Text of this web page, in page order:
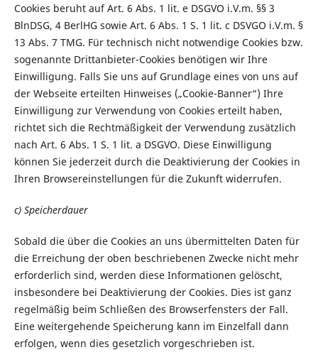
Cookies beruht auf Art. 6 Abs. 1 lit. e DSGVO i.V.m. §§ 3
BlnDSG, 4 BerlHG sowie Art. 6 Abs. 1 S. 1 lit. c DSVGO i.V.m. §
13 Abs. 7 TMG. Für technisch nicht notwendige Cookies bzw.
sogenannte Drittanbieter-Cookies benötigen wir Ihre
Einwilligung. Falls Sie uns auf Grundlage eines von uns auf
der Webseite erteilten Hinweises („Cookie-Banner“) Ihre
Einwilligung zur Verwendung von Cookies erteilt haben,
richtet sich die Rechtmäßigkeit der Verwendung zusätzlich
nach Art. 6 Abs. 1 S. 1 lit. a DSGVO. Diese Einwilligung
können Sie jederzeit durch die Deaktivierung der Cookies in
Ihren Browsereinstellungen für die Zukunft widerrufen.
c) Speicherdauer
Sobald die über die Cookies an uns übermittelten Daten für
die Erreichung der oben beschriebenen Zwecke nicht mehr
erforderlich sind, werden diese Informationen gelöscht,
insbesondere bei Deaktivierung der Cookies. Dies ist ganz
regelmäßig beim Schließen des Browserfensters der Fall.
Eine weitergehende Speicherung kann im Einzelfall dann
erfolgen, wenn dies gesetzlich vorgeschrieben ist.